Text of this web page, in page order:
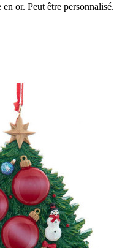
or. Peut être personnalisé.